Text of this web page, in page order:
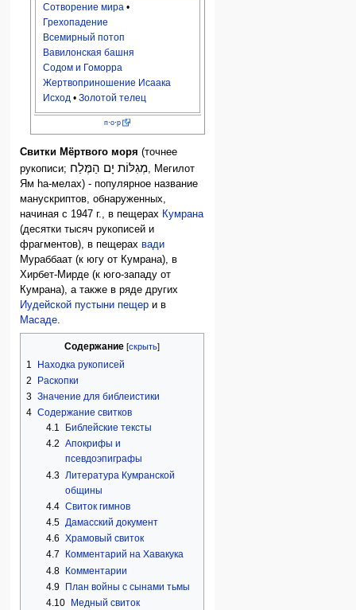
Сотворение мира •
Грехопадение
Всемирный потоп
Вавилонская башня
Содом и Гоморра
Жертвоприношение Исаака
Исход • Золотой телец
п·о·р
Свитки Мёртвого моря(точнее
рукописи; מְגִלּוֹת יָם הַמֶּלַח , Мегилот
Ям hа-мелах) - популярное название
манускриптов, обнаруженных,
начиная с 1947 г., в пещерах Кумрана
(десятки тысяч рукописей и
фрагментов), в пещерахвади
Мураббаат (к югу от Кумрана), в
Хирбет-Мирде (к юго-западу от
Кумрана), а также в ряде других
Иудейской пустыни пещер и в
Масаде
Содержание
1
Находка рукописей
2
Раскопки
3 Значение для библеистики
4 Содержание свитков
4.1
Библейские тексты
4.2 Апокрифы и
псевдоэпиграфы
4.3
Литература Кумранской
общины
4.4 Свиток гимнов
4.5 Дамасский документ
4.6 Храмовый свиток
4.7
Комментарий на Хавакука
4.8
Комментарии
4.9
План войны с сынами тьмы
4.10
Медный свиток